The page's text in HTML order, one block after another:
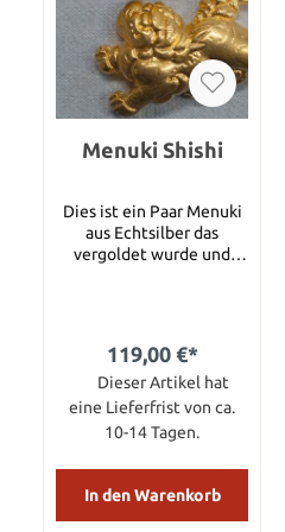
Menuki Shishi
Dies ist ein Paar Menuki
aus Echtsilber das
vergoldet wurde und
119,00 €*
Dieser Artikel hat
eine Lieferfrist von ca.
10-14 Tagen.
In den Warenkorb